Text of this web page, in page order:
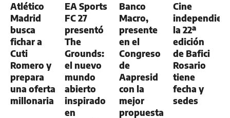
Atlético
Madrid
busca
fichar a
Cuti
Romero y
prepara
una oferta
millonaria
EA Sports
FC 27
presentó
The
Grounds:
el nuevo
mundo
abierto
inspirado
en
AGRO
Banco
Macro,
presente
en el
Congreso
de
Aapresid
con la
mejor
propuesta
Cine
la 22ª
edición
de Bafici
Rosario
tiene
fecha y
sedes